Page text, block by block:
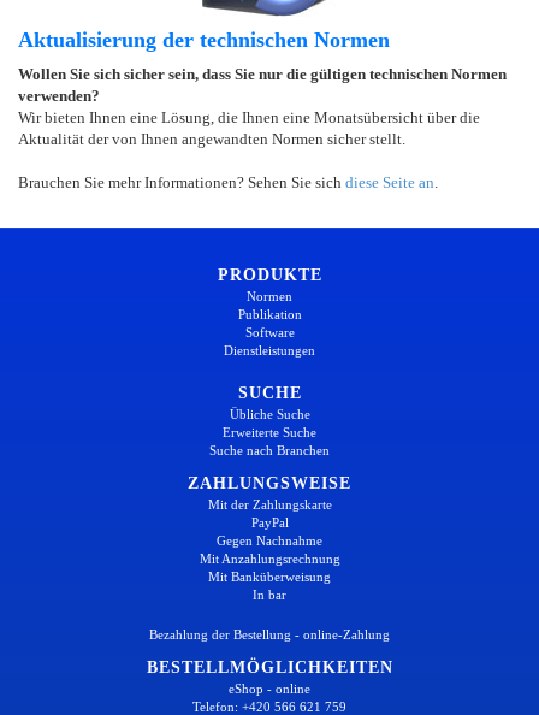
Aktualisierung der technischen Normen
Wollen Sie sich sicher sein, dass Sie nur die gültigen technischen Normen
verwenden?
Wir bieten Ihnen eine Lösung, die Ihnen eine Monatsübersicht über die
Aktualität der von Ihnen angewandten Normen sicher stellt.
Brauchen Sie mehr Informationen? Sehen Sie sich diese Seite an
PRODUKTE
Normen
Publikation
Software
Dienstleistungen
SUCHE
Übliche Suche
Erweiterte Suche
Suche nach Branchen
ZAHLUNGSWEISE
Mit der Zahlungskarte
PayPal
Gegen Nachnahme
Mit Anzahlungsrechnung
Mit Banküberweisung
In bar
Bezahlung der Bestellung - online-Zahlung
BESTELLMÖGLICHKEITEN
eShop - online
Telefon: +420 566 621 759